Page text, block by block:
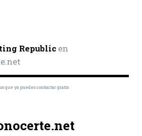
Republicen
que ya puedes contactar gratis